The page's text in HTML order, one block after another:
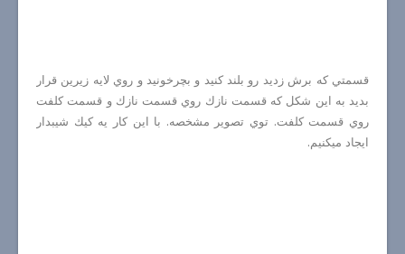
قسمتي كه برش زديد رو بلند كنيد و بچرخونيد و روي لايه زيرين قرار
بديد به اين شكل كه قسمت نازك روي قسمت نازك و قسمت كلفت
روي قسمت كلفت. توي تصوير مشخصه. با اين كار يه كيك شيبدار
ايجاد ميكنيم.